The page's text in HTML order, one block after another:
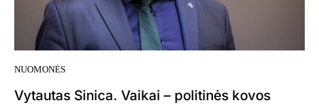
NUOMONĖS
Vytautas Sinica. Vaikai – politinės kovos